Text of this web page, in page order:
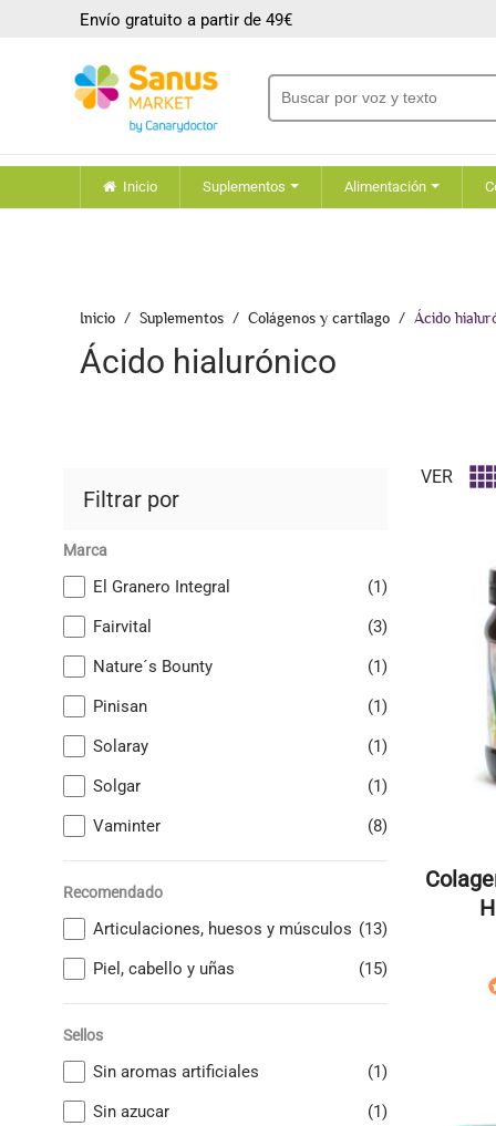
Envío gratuito a partir de 49€
Inicio Suplementos Alimentación
Inicio Suplementos Colágenos y cartílago Ácido
Ácido hialurónico
Filtrar por
Marca
El Granero Integral
(1)
Fairvital
(3)
Nature´s Bounty
(1)
Pinisan
(1)
Solaray
(1)
Solgar
(1)
Vaminter
(8)
Recomendado
Articulaciones, huesos y músculos (13)
Piel, cabello y uñas
(15)
Sellos
Sin aromas artificiales
(1)
Sin azucar
(1)
VER